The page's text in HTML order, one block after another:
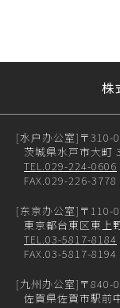
株
[水户办公室] 〒310-
茨城県水戸市大
TEL.029-224-0606
FAX.029-226-3778
[东京办公室] 〒110-
東京都台東区東
TEL.03-5817-8184
FAX.03-5817-8194
[九州办公室] 〒840-
佐賀県佐賀市駅前